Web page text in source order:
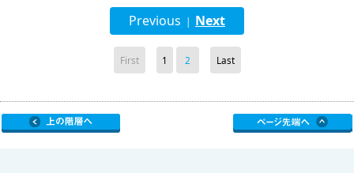
Previous | Next
First 1 2 Last